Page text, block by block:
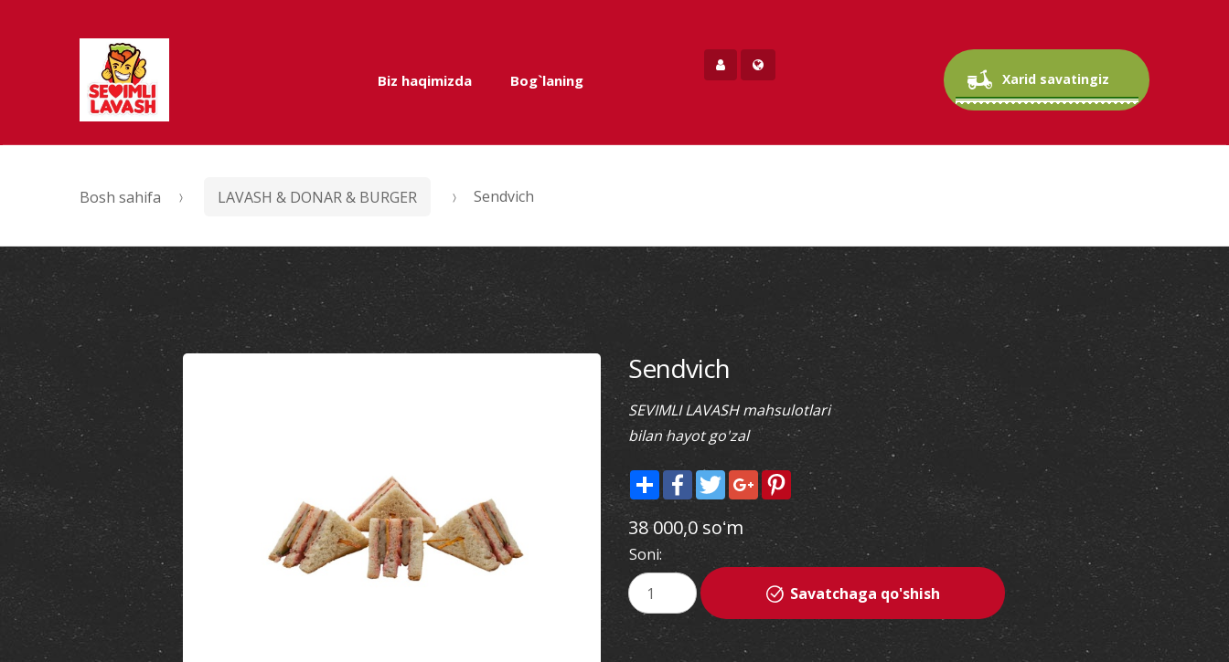
Skip to navigation
Skip to content
Biz haqimizda Bog`laning Xarid savatingiz
Xarid savatingiz boʻsh.
Bosh sahifa LAVASH & DONAR & BURGER Sendvich
Sendvich
SEVIMLI LAVASH mahsulotlari
bilan hayot go'zal
ShareFacebook
TwitterGoogle+Pinterest
38 000,0 soʻm
Soni:
Savatchaga qo'shish